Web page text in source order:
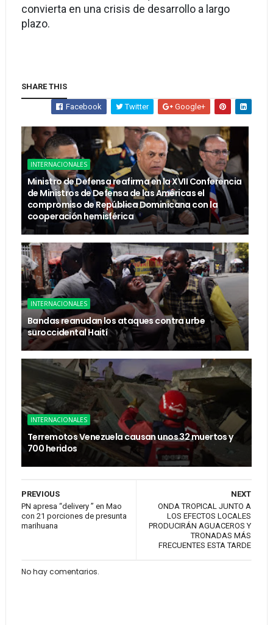
convierta en una crisis de desarrollo a largo
plazo.
SHARE THIS
Facebook Twitter Google+
INTERNACIONALES
Ministro de Defensa reafirma en la XVII Conferencia
de Ministros de Defensa de las Américas el
compromiso de República Dominicana con la
cooperación hemisférica
INTERNACIONALES
Bandas reanudan los ataques contra urbe
suroccidental Haití
INTERNACIONALES
Terremotos Venezuela causan unos 32 muertos y
700 heridos
NEXT
ONDA TROPICAL JUNTO A
LOS EFECTOS LOCALES
PRODUCIRÁN AGUACEROS Y
TRONADAS MÁS
FRECUENTES ESTA TARDE
PREVIOUS
PN apresa “delivery ” en Mao
con 21 porciones de presunta
marihuana
No hay comentarios.